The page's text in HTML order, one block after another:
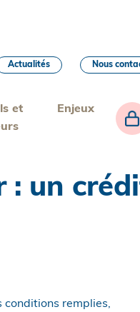
et
Enjeux
Actualités Nous
un
conditions remplies,